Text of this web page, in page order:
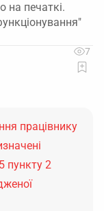
на печаткі.
7
працівнику
пункту 2